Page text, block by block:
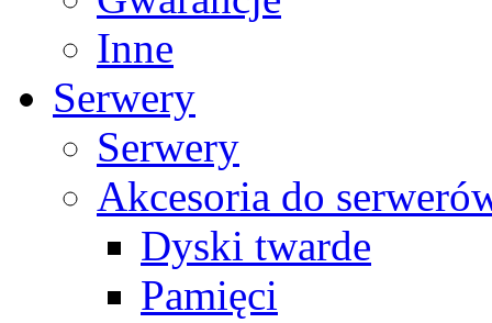
Inne
Serwery
Serwery
Akcesoria do
Dyski twarde
Pamięci